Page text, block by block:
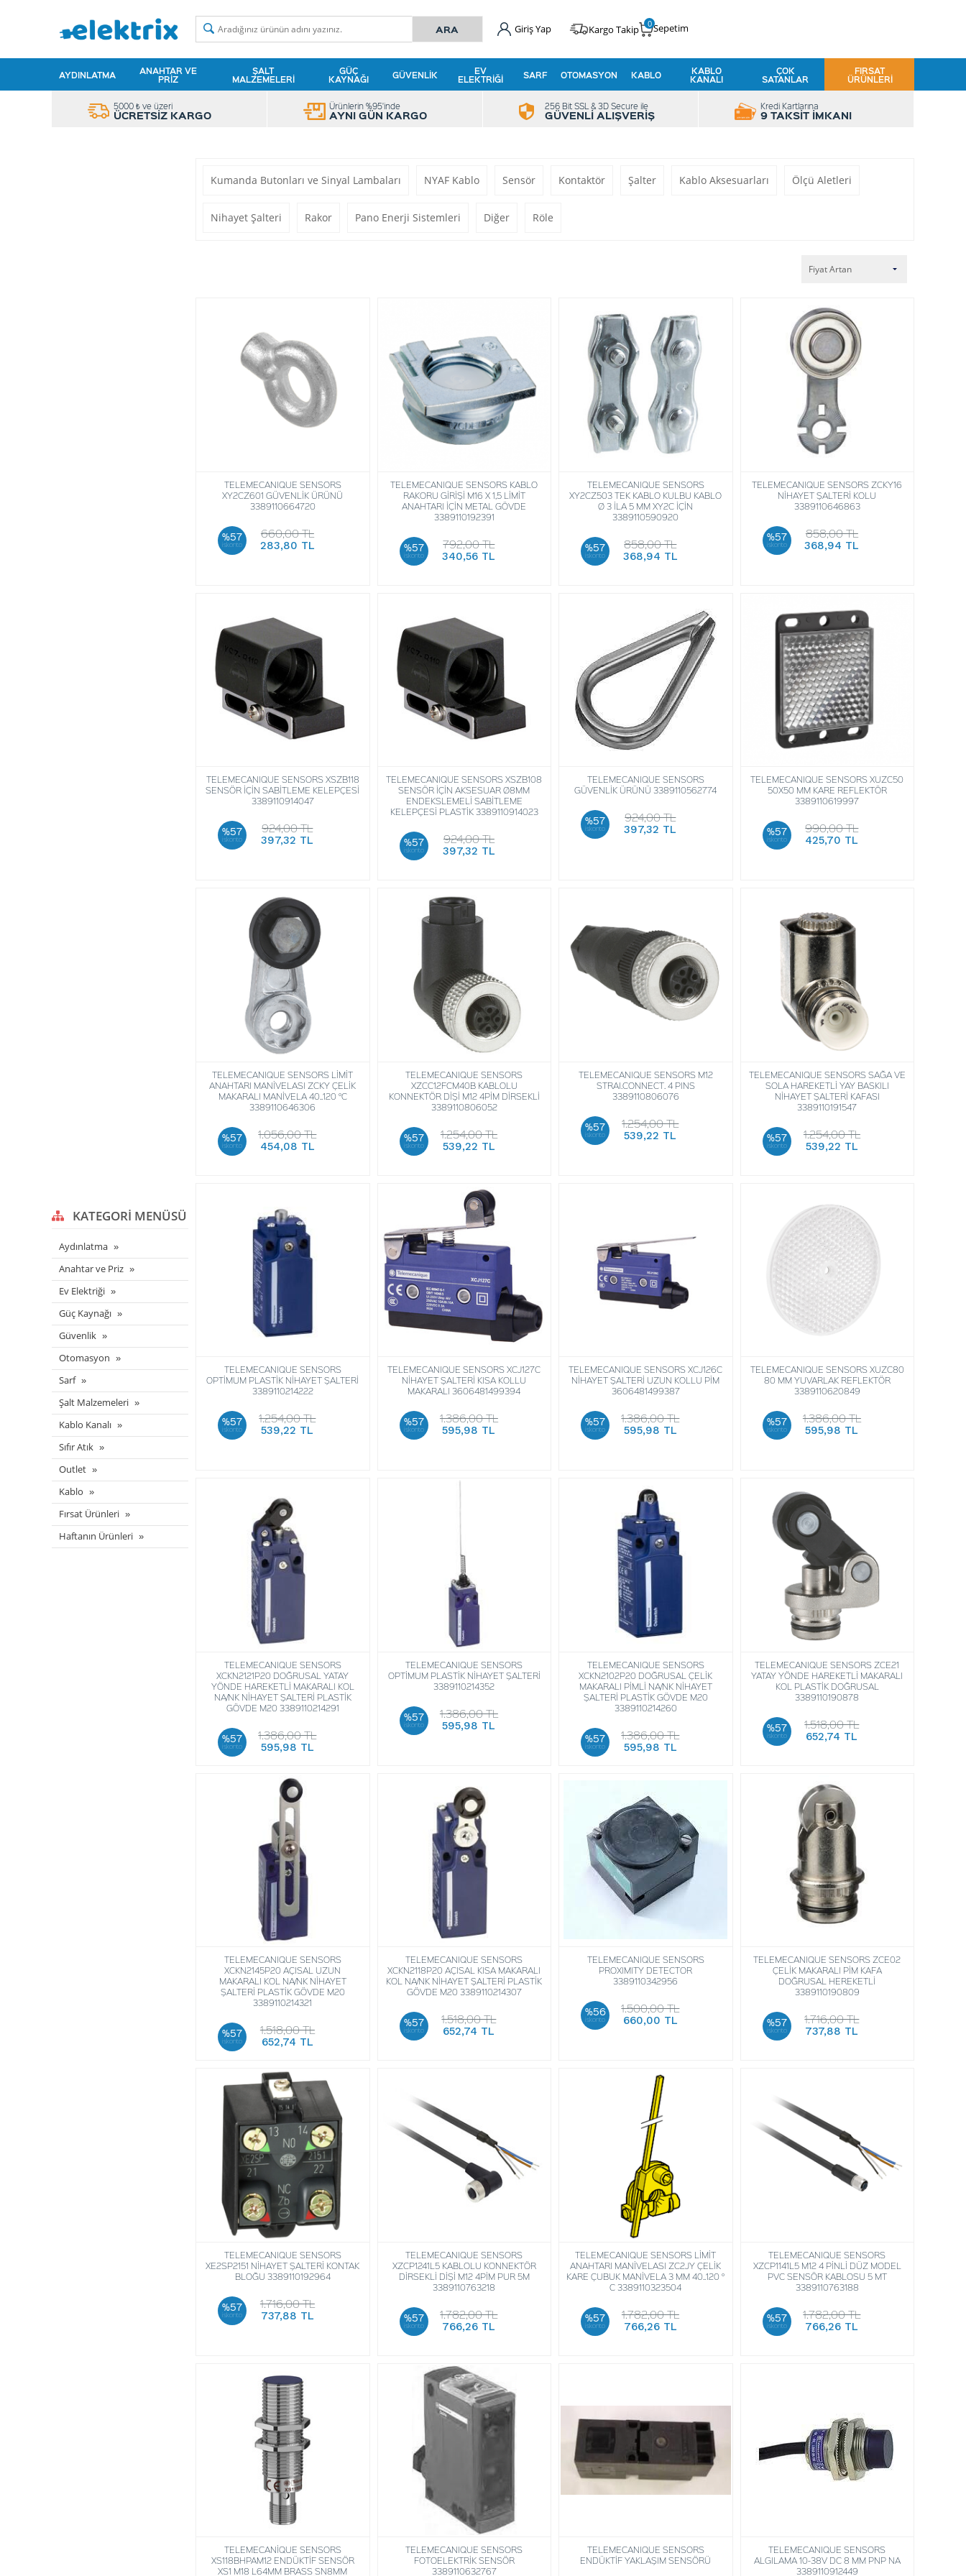
Giriş Yap Kargo Takip Sepetim
0
AYDINLATMA ANAHTAR VE
PRIZ
ŞALT
MALZEMELERI
GÜÇ
KAYNAĞI GÜVENLIK EV
ELEKTRIĞI SARF OTOMASYON KABLO KABLO
KANALI
ÇOK
SATANLAR
FIRSAT
ÜRÜNLERI
5000 ₺ ve üzeri
ÜCRETSİZ KARGO
Ürünlerin %95'inde
AYNI GÜN KARGO
256 Bit SSL & 3D Secure ile
GÜVENLİ ALIŞVERİŞ
Kredi Kartlarına
9 TAKSİT İMKANI
KATEGORI MENÜSÜ
Aydınlatma
Anahtar ve Priz
Ev Elektriği
Güç Kaynağı
Güvenlik
Otomasyon
Sarf
Şalt Malzemeleri
Kablo Kanalı
Sıfır Atık
Outlet
Kablo
Fırsat Ürünleri
Haftanın Ürünleri
Kumanda Butonları ve Sinyal Lambaları NYAF Kablo Sensör Kontaktör Şalter Kablo Aksesuarları Ölçü Aletleri
Nihayet Şalteri Rakor Pano Enerji Sistemleri Diğer Röle
TELEMECANIQUE SENSORS
XY2CZ601 GÜVENLİK ÜRÜNÜ
3389110664720
%57
iskonto
660,00 TL
283,80 TL
TELEMECANIQUE SENSORS KABLO
RAKORU GİRİŞİ M16 X 1,5 LİMİT
ANAHTARI İÇİN METAL GÖVDE
3389110192391
%57
iskonto
792,00 TL
340,56 TL
TELEMECANIQUE SENSORS
XY2CZ503 TEK KABLO KULBU KABLO
Ø 3 İLA 5 MM XY2C İÇİN
3389110590920
%57
iskonto
858,00 TL
368,94 TL
TELEMECANIQUE SENSORS ZCKY16
NİHAYET ŞALTERİ KOLU
3389110646863
%57
iskonto
858,00 TL
368,94 TL
TELEMECANIQUE SENSORS XSZB118
SENSÖR İÇİN SABİTLEME KELEPÇESİ
3389110914047
%57
iskonto
924,00 TL
397,32 TL
TELEMECANIQUE SENSORS XSZB108
SENSÖR İÇİN AKSESUAR Ø8MM
ENDEKSLEMELİ SABİTLEME
KELEPÇESİ PLASTİK 3389110914023
%57
iskonto
924,00 TL
397,32 TL
TELEMECANIQUE SENSORS
GÜVENLİK ÜRÜNÜ 3389110562774
%57
iskonto
924,00 TL
397,32 TL
TELEMECANIQUE SENSORS XUZC50
50X50 MM KARE REFLEKTÖR
3389110619997
%57
iskonto
990,00 TL
425,70 TL
TELEMECANIQUE SENSORS LİMİT
ANAHTARI MANİVELASI ZCKY ÇELİK
MAKARALI MANİVELA 40..120 °C
3389110646306
%57
iskonto
1.056,00 TL
454,08 TL
TELEMECANIQUE SENSORS
XZCC12FCM40B KABLOLU
KONNEKTÖR DİŞİ M12 4PİM DİRSEKLİ
3389110806052
%57
iskonto
1.254,00 TL
539,22 TL
TELEMECANIQUE SENSORS M12
STRAI.CONNECT. 4 PINS
3389110806076
%57
iskonto
1.254,00 TL
539,22 TL
TELEMECANIQUE SENSORS SAĞA VE
SOLA HAREKETLİ YAY BASKILI
NİHAYET ŞALTERİ KAFASI
3389110191547
%57
iskonto
1.254,00 TL
539,22 TL
TELEMECANIQUE SENSORS
OPTİMUM PLASTİK NİHAYET ŞALTERİ
3389110214222
%57
iskonto
1.254,00 TL
539,22 TL
TELEMECANIQUE SENSORS XCJ127C
NİHAYET ŞALTERİ KISA KOLLU
MAKARALI 3606481499394
%57
iskonto
1.386,00 TL
595,98 TL
TELEMECANIQUE SENSORS XCJ126C
NİHAYET ŞALTERİ UZUN KOLLU PİM
3606481499387
%57
iskonto
1.386,00 TL
595,98 TL
TELEMECANIQUE SENSORS XUZC80
80 MM YUVARLAK REFLEKTÖR
3389110620849
%57
iskonto
1.386,00 TL
595,98 TL
TELEMECANIQUE SENSORS
XCKN2121P20 DOĞRUSAL YATAY
YÖNDE HAREKETLİ MAKARALI KOL
NA/NK NİHAYET ŞALTERİ PLASTİK
GÖVDE M20 3389110214291
%57
iskonto
1.386,00 TL
595,98 TL
TELEMECANIQUE SENSORS
OPTİMUM PLASTİK NİHAYET ŞALTERİ
3389110214352
%57
iskonto
1.386,00 TL
595,98 TL
TELEMECANIQUE SENSORS
XCKN2102P20 DOĞRUSAL ÇELİK
MAKARALI PİMLİ NA/NK NİHAYET
ŞALTERİ PLASTİK GÖVDE M20
3389110214260
%57
iskonto
1.386,00 TL
595,98 TL
TELEMECANIQUE SENSORS ZCE21
YATAY YÖNDE HAREKETLİ MAKARALI
KOL PLASTİK DOĞRUSAL
3389110190878
%57
iskonto
1.518,00 TL
652,74 TL
TELEMECANIQUE SENSORS
XCKN2145P20 AÇISAL UZUN
MAKARALI KOL NA/NK NİHAYET
ŞALTERİ PLASTİK GÖVDE M20
3389110214321
%57
iskonto
1.518,00 TL
652,74 TL
TELEMECANIQUE SENSORS
XCKN2118P20 AÇISAL KISA MAKARALI
KOL NA/NK NİHAYET ŞALTERİ PLASTİK
GÖVDE M20 3389110214307
%57
iskonto
1.518,00 TL
652,74 TL
TELEMECANIQUE SENSORS
PROXIMITY DETECTOR
3389110342956
%56
iskonto
1.500,00 TL
660,00 TL
TELEMECANIQUE SENSORS ZCE02
ÇELİK MAKARALI PİM KAFA
DOĞRUSAL HEREKETLİ
3389110190809
%57
iskonto
1.716,00 TL
737,88 TL
TELEMECANIQUE SENSORS
XE2SP2151 NİHAYET ŞALTERİ KONTAK
BLOĞU 3389110192964
%57
iskonto
1.716,00 TL
737,88 TL
TELEMECANIQUE SENSORS
XZCP1241L5 KABLOLU KONNEKTÖR
DİRSEKLİ DİŞİ M12 4PİM PUR 5M
3389110763218
%57
iskonto
1.782,00 TL
766,26 TL
TELEMECANIQUE SENSORS LİMİT
ANAHTARI MANİVELASI ZC2JY ÇELİK
KARE ÇUBUK MANİVELA 3 MM 40..120 °
C 3389110323504
%57
iskonto
1.782,00 TL
766,26 TL
TELEMECANIQUE SENSORS
XZCP1141L5 M12 4 PİNLİ DÜZ MODEL
PVC SENSÖR KABLOSU 5 MT
3389110763188
%57
iskonto
1.782,00 TL
766,26 TL
TELEMECANİQUE SENSORS
XS118BHPAM12 ENDÜKTİF SENSÖR
XS1 M18 L64MM BRASS SN8MM
TELEMECANIQUE SENSORS
FOTOELEKTRİK SENSÖR
3389110632767
TELEMECANIQUE SENSORS
ENDÜKTİF YAKLAŞIM SENSÖRÜ
TELEMECANIQUE SENSORS
ALGILAMA 10-38V DC 8 MM PNP NA
3389110912449